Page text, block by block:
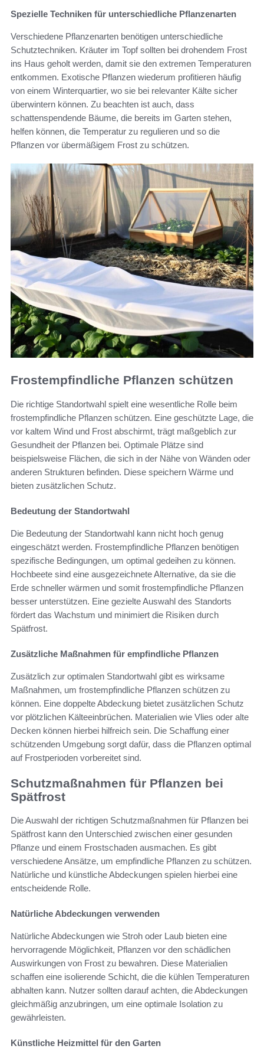
Spezielle Techniken für unterschiedliche Pflanzenarten
Verschiedene Pflanzenarten benötigen unterschiedliche
Schutztechniken. Kräuter im Topf sollten bei drohendem Frost
ins Haus geholt werden, damit sie den extremen Temperaturen
entkommen. Exotische Pflanzen wiederum profitieren häufig
von einem Winterquartier, wo sie bei relevanter Kälte sicher
überwintern können. Zu beachten ist auch, dass
schattenspendende Bäume, die bereits im Garten stehen,
helfen können, die Temperatur zu regulieren und so die
Pflanzen vor übermäßigem Frost zu schützen.
Frostempfindliche Pflanzen schützen
Die richtige Standortwahl spielt eine wesentliche Rolle beim
frostempfindliche Pflanzen schützen. Eine geschützte Lage, die
vor kaltem Wind und Frost abschirmt, trägt maßgeblich zur
Gesundheit der Pflanzen bei. Optimale Plätze sind
beispielsweise Flächen, die sich in der Nähe von Wänden oder
anderen Strukturen befinden. Diese speichern Wärme und
bieten zusätzlichen Schutz.
Bedeutung der Standortwahl
Die Bedeutung der Standortwahl kann nicht hoch genug
eingeschätzt werden. Frostempfindliche Pflanzen benötigen
spezifische Bedingungen, um optimal gedeihen zu können.
Hochbeete sind eine ausgezeichnete Alternative, da sie die
Erde schneller wärmen und somit frostempfindliche Pflanzen
besser unterstützen. Eine gezielte Auswahl des Standorts
fördert das Wachstum und minimiert die Risiken durch
Spätfrost.
Zusätzliche Maßnahmen für empfindliche Pflanzen
Zusätzlich zur optimalen Standortwahl gibt es wirksame
Maßnahmen, um frostempfindliche Pflanzen schützen zu
können. Eine doppelte Abdeckung bietet zusätzlichen Schutz
vor plötzlichen Kälteeinbrüchen. Materialien wie Vlies oder alte
Decken können hierbei hilfreich sein. Die Schaffung einer
schützenden Umgebung sorgt dafür, dass die Pflanzen optimal
auf Frostperioden vorbereitet sind.
Schutzmaßnahmen für Pflanzen bei
Spätfrost
Die Auswahl der richtigen Schutzmaßnahmen für Pflanzen bei
Spätfrost kann den Unterschied zwischen einer gesunden
Pflanze und einem Frostschaden ausmachen. Es gibt
verschiedene Ansätze, um empfindliche Pflanzen zu schützen.
Natürliche und künstliche Abdeckungen spielen hierbei eine
entscheidende Rolle.
Natürliche Abdeckungen verwenden
Natürliche Abdeckungen wie Stroh oder Laub bieten eine
hervorragende Möglichkeit, Pflanzen vor den schädlichen
Auswirkungen von Frost zu bewahren. Diese Materialien
schaffen eine isolierende Schicht, die die kühlen Temperaturen
abhalten kann. Nutzer sollten darauf achten, die Abdeckungen
gleichmäßig anzubringen, um eine optimale Isolation zu
gewährleisten.
Künstliche Heizmittel für den Garten